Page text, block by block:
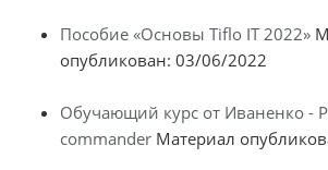
Пособие «Основы Tiflo IT 2022»
опубликован: 03/06/2022
Обучающий курс от Иваненко -
commander Материал